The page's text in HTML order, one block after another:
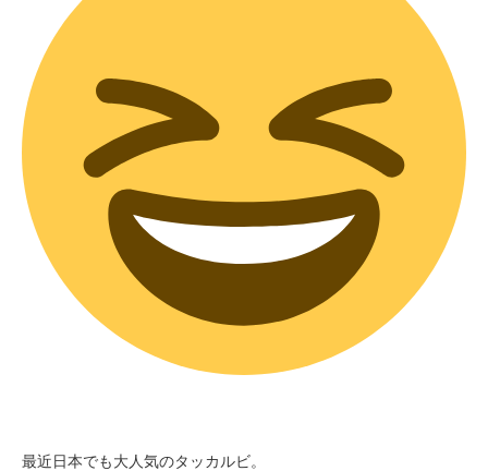
最近日本でも大人気のタッカルビ。